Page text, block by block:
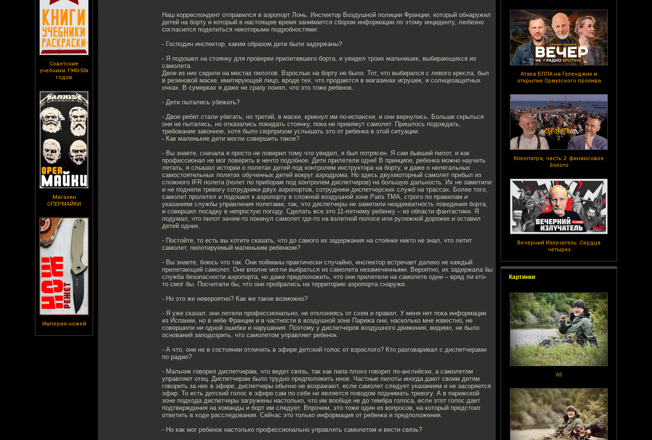
Советские
учебники 1940-50х
годов
Магазин
ОПЕРМАЙКИ
Империя ножей
Атака БПЛА на Геленджик и
открытие Ормузского пролива
Клеопатра, часть 2: финансовое
болото
Вечерний Излучатель: Сердца
четырех
Картинки
65
Наш корреспондент отправился в аэропорт Лонь. Инспектор Воздушной полиции Франции, который обнаружил
детей на борту и который в настоящее время занимается сбором информации по этому инциденту, любезно
согласился поделиться некоторыми подробностями:
- Господин инспектор, каким образом дети были задержаны?
- Я подошел на стоянку для проверки прилетевшего борта, и увидел троих мальчишек, выбирающихся из
самолета.
Двое из них сидели на местах пилотов. Взрослых на борту не было. Тот, что выбирался с левого кресла, был
в резиновой маске, имитирующей лицо, вроде тех, что продаются в магазинах игрушек, и солнцезащитных
очках. В сумерках я даже не сразу понял, что это тоже ребенок.
- Дети пытались убежать?
- Двое ребят стали убегать, но третий, в маске, крикнул им по-испански, и они вернулись. Больше скрыться
они не пытались, но отказались покидать стоянку, пока не привяжут самолет. Пришлось подождать,
требование законное, хотя было сюрпризом услышать это от ребенка в этой ситуации.
- Как маленькие дети могли совершить такое?
- Вы знаете, сначала я просто не поверил тому что увидел, я был потрясен. Я сам бывший пилот, и как
профессионал не мог поверить в нечто подобное. Дети прилетели одни! В принципе, ребенка можно научить
летать, я слышал истории о полетах детей под контролем инструктора на борту, и даже о нелегальных
самостоятельных полетах обученных детей вокруг аэродрома. Но здесь двухмоторный самолет прибыл из
сложного IFR полета (полет по приборам под контролем диспетчеров) на большую дальность. Их не заметили
и не подняли тревогу сотрудники двух аэропортов, сотрудники диспетчерских служб на трассах. Более того,
самолет пролетел и подошел к аэропорту в сложной воздушной зоне Paris TMA, строго по правилам и
указаниям службы управления полетами, так, что диспетчеры не заметили неадекватность поведения борта,
и совершил посадку в непростую погоду. Сделать все это 11-летнему ребенку – из области фантастики. Я
подумал, что пилот зачем-то покинул самолет где-то на взлетной полосе или рулежной дорожке и оставил
детей одних.
- Постойте, то есть вы хотите сказать, что до самого их задержания на стоянке никто не знал, что летит
самолет, пилотируемый маленьким ребенком?
- Вы знаете, боюсь что так. Они пойманы практически случайно, инспектор встречает далеко не каждый
прилетающий самолет. Они вполне могли выбраться из самолета незамеченными. Вероятно, их задержала бы
служба безопасности аэропорта, но даже предположить, что они прилетели на самолете одни – вряд ли кто-
то смог бы. Посчитали бы, что они пробрались на территорию аэропорта снаружи.
- Но это же невероятно? Как же такое возможно?
- Я уже сказал: они летели профессионально, не отклоняясь от схем и правил. У меня нет пока информации
из Испании, но в небе Франции и в частности в воздушной зоне Парижа они, насколько мне известно, не
совершили ни одной ошибки и нарушения. Поэтому у диспетчеров воздушного движения, видимо, не было
оснований заподозрить, что самолетом управляет ребенок.
- А что, они не в состоянии отличить в эфире детский голос от взрослого? Кто разговаривал с диспетчерами
по радио?
- Мальчик говорил диспетчерам, что ведет связь, так как папа плохо говорит по-английски, а самолетом
управляет отец. Диспетчерам было трудно предположить иное. Частные пилоты иногда дают своим детям
говорить за них в эфире, диспетчеры обычно не возражают, если самолет следует указаниям и не засоряется
эфир. То есть детский голос в эфире сам по себе не является поводом поднимать тревогу. А в парижской
зоне подхода диспетчеры загружены настолько, что им вообще не до тембра голоса, если этот голос дает
подтверждения на команды и борт им следует. Впрочем, это тоже один из вопросов, на который предстоит
ответить в ходе расследования. Сейчас это только информация от ребенка и предположения.
- Но как мог ребенок настолько профессионально управлять самолетом и вести связь?